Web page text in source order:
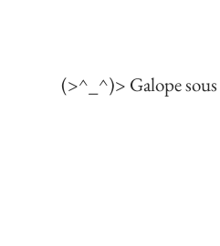
(>^_^)> Galope sous